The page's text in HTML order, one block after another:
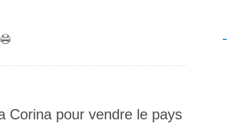
Corina pour vendre le pays